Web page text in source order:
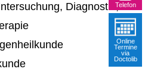
Telefon
Online
Termine
via
Doctolib
Diagnostik,